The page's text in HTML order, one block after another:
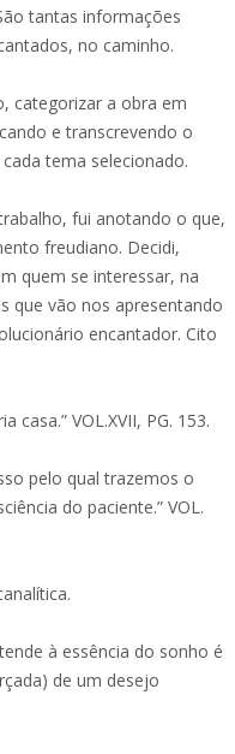
tantas informações
no caminho.
categorizar a obra em
e transcrevendo o
tema selecionado.
fui anotando o que,
freudiano. Decidi,
quem se interessar, na
que vão nos apresentando
encantador. Cito
casa.” VOL.XVII, PG. 153.
pelo qual trazemos o
do paciente.” VOL.
à essência do sonho é
de um desejo